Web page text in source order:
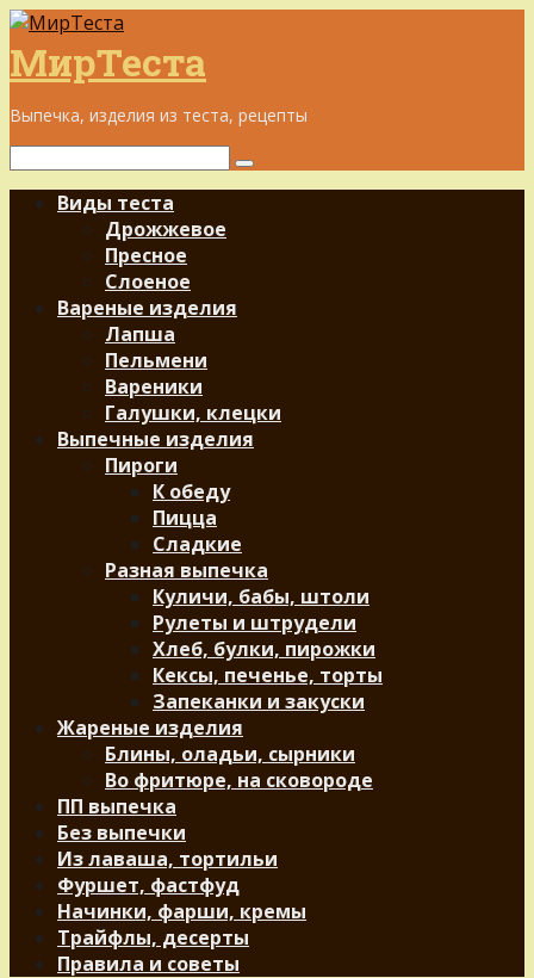
Перейти
к
контенту
МирТеста
Выпечка, изделия из теста, рецепты
Поиск:
Виды теста
Дрожжевое
Пресное
Слоеное
Вареные изделия
Лапша
Пельмени
Вареники
Галушки, клецки
Выпечные изделия
Пироги
К обеду
Пицца
Сладкие
Разная выпечка
Куличи, бабы, штоли
Рулеты и штрудели
Хлеб, булки, пирожки
Кексы, печенье, торты
Запеканки и закуски
Жареные изделия
Блины, оладьи, сырники
Во фритюре, на сковороде
ПП выпечка
Без выпечки
Из лаваша, тортильи
Фуршет, фастфуд
Начинки, фарши, кремы
Трайфлы, десерты
Правила и советы